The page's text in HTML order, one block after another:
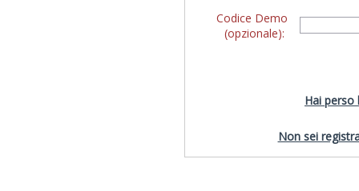
Codice Demo
(opzionale):
Hai perso
Non sei